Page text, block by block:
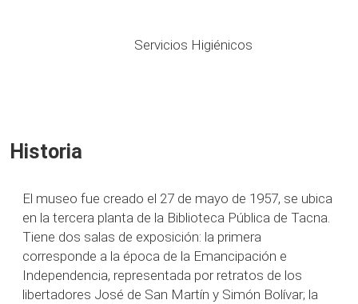
Servicios Higiénicos
Historia
El museo fue creado el 27 de mayo de 1957, se ubica
en la tercera planta de la Biblioteca Pública de Tacna.
Tiene dos salas de exposición: la primera
corresponde a la época de la Emancipación e
Independencia, representada por retratos de los
libertadores José de San Martín y Simón Bolívar; la